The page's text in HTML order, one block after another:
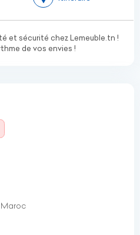
et sécurité chez Lemeuble.tn !
de vos envies !